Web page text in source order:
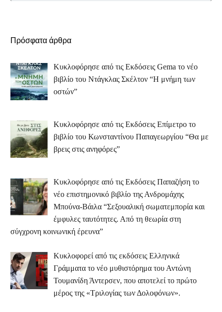
Πρόσφατα άρθρα
Κυκλοφόρησε από τις Εκδόσεις Gema το νέο
βιβλίο του Ντάγκλας Σκέλτον “Η μνήμη των
οστών”
Κυκλοφόρησε από τις Εκδόσεις Επίμετρο το
βιβλίο του Κωνσταντίνου Παπαγεωργίου “Θα με
βρεις στις ανηφόρες”
Κυκλοφόρησε από τις Εκδόσεις Παπαζήση το
νέο επιστημονικό βιβλίο της Ανδρομάχης
Μπούνα-Βάιλα “Σεξουαλική σωματεμπορία και
έμφυλες ταυτότητες. Από τη θεωρία στη
σύγχρονη κοινωνική έρευνα”
Κυκλοφορεί από τις εκδόσεις Ελληνικά
Γράμματα το νέο μυθιστόρημα του Αντώνη
Τουμανίδη Άντερσεν, που αποτελεί το πρώτο
μέρος της «Τριλογίας των Δολοφόνων».